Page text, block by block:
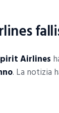
Airlines
. La notizia